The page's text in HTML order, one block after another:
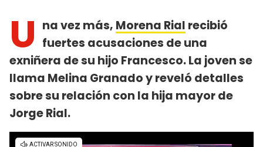
U na vez más, Morena Rial recibió
fuertes acusaciones de una
exniñera de su hijo Francesco. La joven se
llama Melina Granado y reveló detalles
sobre su relación con la hija mayor de
Jorge Rial.